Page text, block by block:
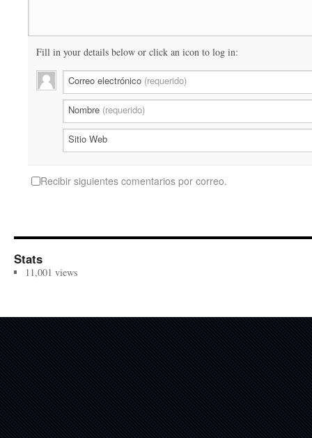
Fill in your details below or click an icon to log in:
Correo electrónico (requerido)
Nombre (requerido)
Sitio Web
Recibir siguientes comentarios por correo.
Stats
11,001 views